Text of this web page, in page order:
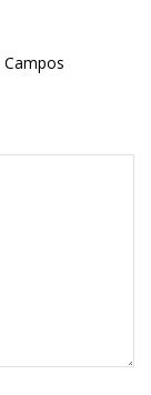
Campos